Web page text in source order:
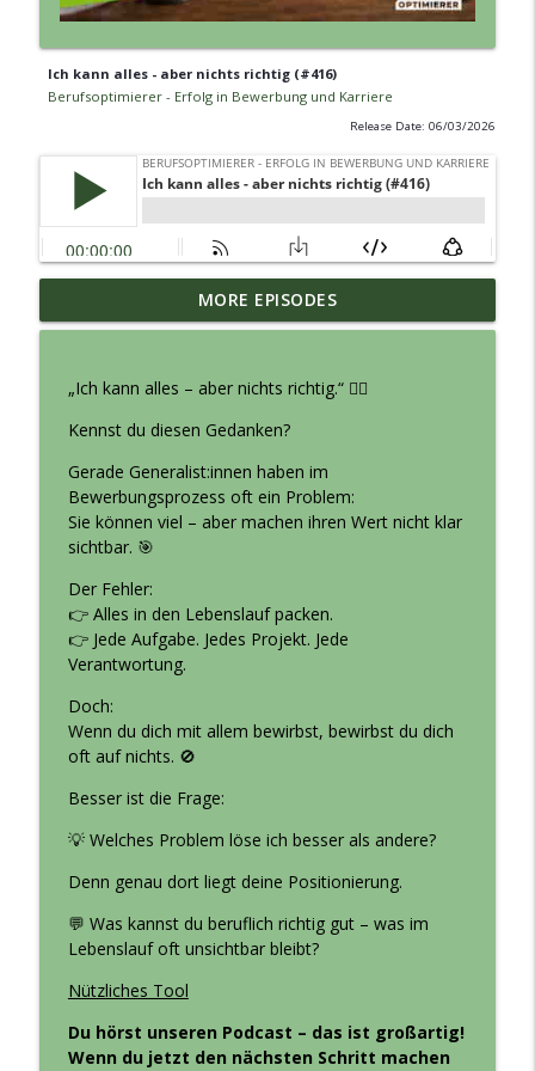
Ich kann alles - aber nichts richtig (#416)
Berufsoptimierer - Erfolg in Bewerbung und Karriere
Release Date: 06/03/2026
Jobsuche umgedreht - Mit Reverse
Headhunting zum neuen Job (#421)
info_outline
Absagen im Bewerbungsprozess:
Bewerberfrust trifft
mit Silke & Bastian (#420)
Berufsoptimierer - Erfolg in Bewerbung und Karriere
Kompetent in die Zukunft - Interview mit
Berufsoptimierer - Erfolg in Bewerbung und Karriere
Sicherer Job - nur ein Mythos? (#418)
Schlechte Jobs - Warum wir an ihnen
Augenstein (#417)
Ich kann alles - aber nichts richtig (#416)
Interview mit Dr. Christine Altstötter-
Gleich (#415)
Berufsoptimierer - Erfolg in Bewerbung und Karriere
MORE EPISODES
„Ich kann alles – aber nichts richtig.“ 😵‍💫
Kennst du diesen Gedanken?
Gerade Generalist:innen haben im
Bewerbungsprozess oft ein Problem:
Sie können viel – aber machen ihren Wert nicht klar
sichtbar. 🎯
Der Fehler:
👉 Alles in den Lebenslauf packen.
👉 Jede Aufgabe. Jedes Projekt. Jede
Verantwortung.
Doch:
Wenn du dich mit allem bewirbst, bewirbst du dich
oft auf nichts. 🚫
Besser ist die Frage:
💡 Welches Problem löse ich besser als andere?
Denn genau dort liegt deine Positionierung.
💬 Was kannst du beruflich richtig gut – was im
Lebenslauf oft unsichtbar bleibt?
Nützliches Tool
Du hörst unseren Podcast – das ist großartig!
Wenn du jetzt den nächsten Schritt machen